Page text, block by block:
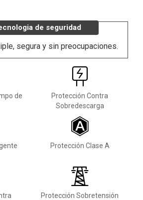
de seguridad
segura y sin preocupaciones.
de
Protección Contra
Sobredescarga
Protección Clase A
Protección Sobretensión